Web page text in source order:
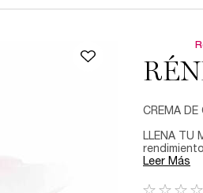
CREMA DE
LLENA TU
Leer Más